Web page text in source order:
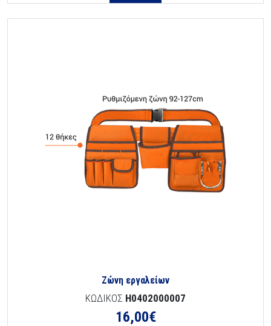
Ζώνη εργαλείων
ΚΩΔΙΚΟΣ H0402000007
16,00€